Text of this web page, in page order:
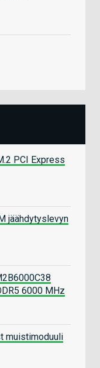
PCI Express
jäähdytyslevyn
6000 MHz
muistimoduuli